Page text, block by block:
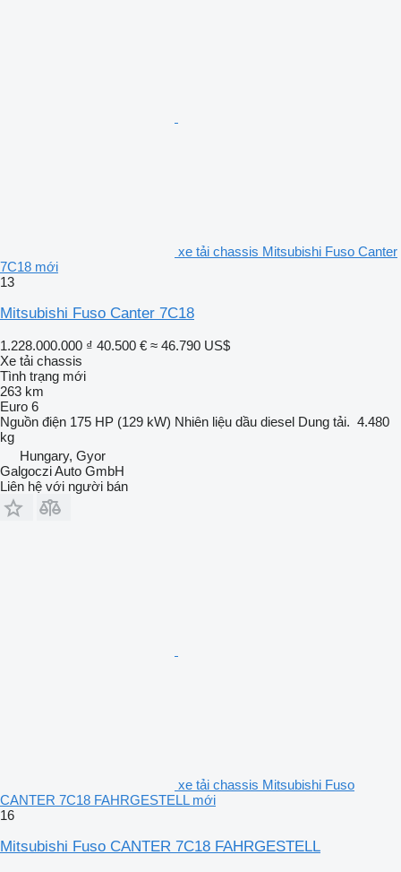
xe tải chassis Mitsubishi Fuso Canter
7C18 mới
13
Mitsubishi Fuso Canter 7C18
1.228.000.000 ₫ 40.500 € ≈ 46.790 US$
Xe tải chassis
Tình trạng mới
263 km
Euro 6
Nguồn điện 175 HP (129 kW) Nhiên liệu dầu diesel Dung tải. 4.480
kg
Hungary, Gyor
Galgoczi Auto GmbH
Liên hệ với người bán
xe tải chassis Mitsubishi Fuso
CANTER 7C18 FAHRGESTELL mới
16
Mitsubishi Fuso CANTER 7C18 FAHRGESTELL